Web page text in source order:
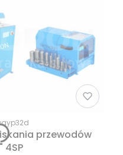
przewodów
4SP